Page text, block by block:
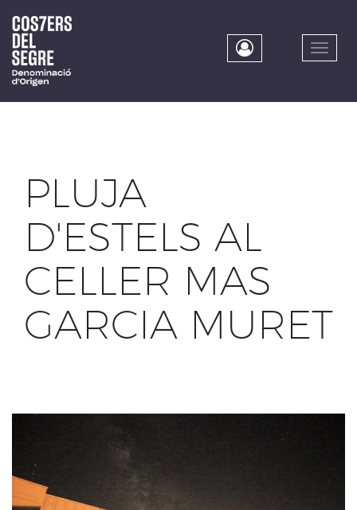
main
content
Toggle
PLUJA
D'ESTELS AL
CELLER MAS
GARCIA MURET